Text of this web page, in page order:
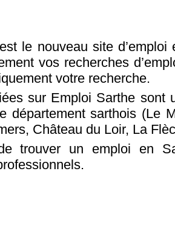
le nouveau site
vos recherches
votre recherche.
sur Emploi Sarthe sont
département sarthois (Le
Château du Loir, La
trouver un emploi en